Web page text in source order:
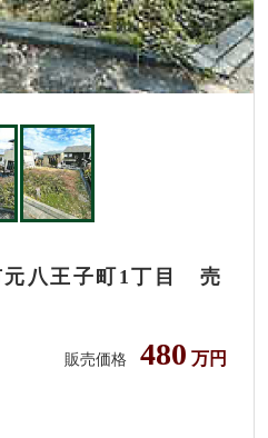
元八王子町1丁目 売
販売価格 480 万円